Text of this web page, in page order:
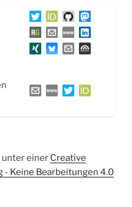
einer Creative
- Keine Bearbeitungen 4.0